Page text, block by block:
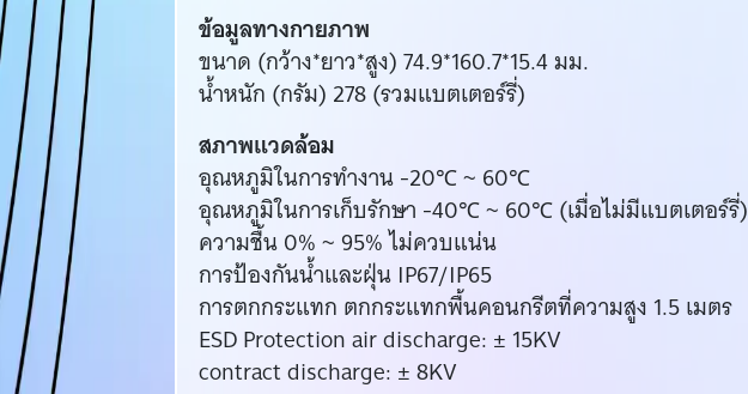
ข้อมูลทางกายภาพ
ขนาด (กว้าง*ยาว*สูง) 74.9*160.7*15.4 มม.
น้ำหนัก (กรัม) 278 (รวมแบตเตอร์รี่)
สภาพแวดล้อม
อุณหภูมิในการทำงาน -20℃ ~ 60℃
อุณหภูมิในการเก็บรักษา -40℃ ~ 60℃ (เมื่อไม่มีแบตเตอร์รี่)
ความชื้น 0% ~ 95% ไม่ควบแน่น
การป้องกันน้ำและฝุ่น IP67/IP65
การตกกระแทก ตกกระแทกพื้นคอนกรีตที่ความสูง 1.5 เมตร
ESD Protection air discharge: ± 15KV
contract discharge: ± 8KV